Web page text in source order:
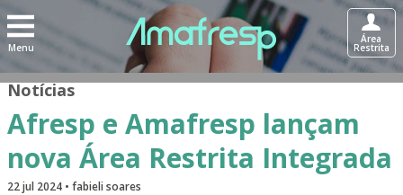
Menu
Área
Restrita
Notícias
Afresp e Amafresp lançam
nova Área Restrita Integrada
22 jul 2024 • fabieli soares